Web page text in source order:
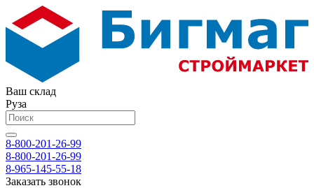
Ваш склад
Руза
8-800-201-26-99
8-800-201-26-99
8-965-145-55-18
Заказать звонок